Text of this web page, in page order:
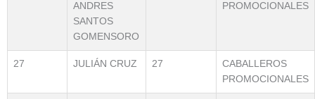
ANDRES
SANTOS
GOMENSORO
PROMOCIONALES
27 JULIÁN CRUZ 27
CABALLEROS
PROMOCIONALES